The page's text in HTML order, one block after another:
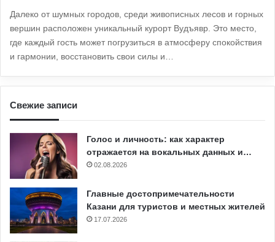
Далеко от шумных городов, среди живописных лесов и горных
вершин расположен уникальный курорт Вудъявр. Это место,
где каждый гость может погрузиться в атмосферу спокойствия
и гармонии, восстановить свои силы и…
Свежие записи
Голос и личность: как характер
отражается на вокальных данных и…
02.08.2026
Главные достопримечательности
Казани для туристов и местных жителей
17.07.2026